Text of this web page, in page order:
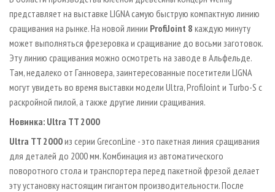
представляет на выставке LIGNA самую быструю компактную линию
сращивания на рынке. На новой линии ProfiJoint 8 каждую минуту
может выполняться фрезеровка и сращивание до восьми заготовок.
Эту линию сращивания можно осмотреть на заводе в Альфельде.
Там, недалеко от Ганновера, заинтересованные посетители LIGNA
могут увидеть во время выставки модели Ultra, ProfiJoint и Turbo-S с
раскройной пилой, а также другие линии сращивания.
Новинка: Ultra TT 2000
Ultra TT 2000из серии GreconLine - это пакетная линия сращивания
для деталей до 2000 мм. Комбинация из автоматического
поворотного стола и транспортера перед пакетной фрезой делает
эту установку настоящим гигантом производительности. После